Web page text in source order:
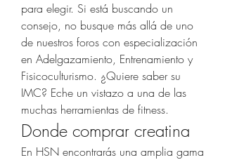
para elegir. Si está buscando un
consejo, no busque más allá de uno
de nuestros foros con especialización
en Adelgazamiento, Entrenamiento y
Fisicoculturismo. ¿Quiere saber su
IMC? Eche un vistazo a una de las
muchas herramientas de fitness.
Donde comprar creatina
En HSN encontrarás una amplia gama